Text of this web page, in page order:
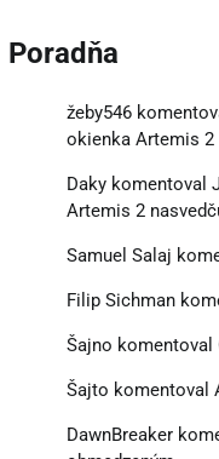
Poradňa
žeby546
okienka Artemis 2
Dakykomentoval
Artemis 2
Samuel Salaj
Filip Sichman
Šajno komentoval
Šajto komentoval
DawnBreaker